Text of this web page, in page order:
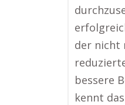
der nicht
bessere
kennt